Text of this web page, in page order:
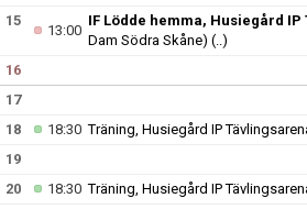
15
13:00
IF Lödde hemma, Husiegård IP
Dam Södra Skåne) (..)
16
17
18
18:30Träning, Husiegård IP
19
20
18:30Träning, Husiegård IP